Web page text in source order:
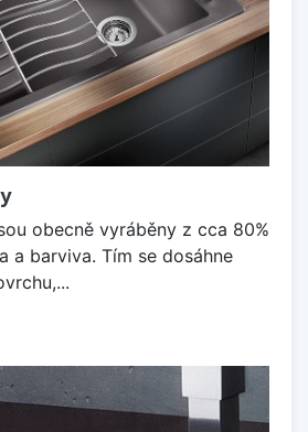
obecně vyráběny z cca 80%
a barviva. Tím se dosáhne